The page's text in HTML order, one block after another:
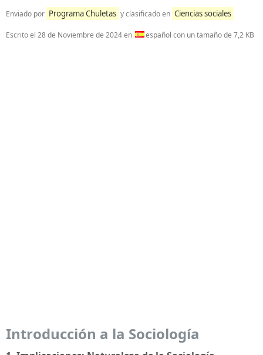
Enviado por Programa Chuletas y clasificado en Ciencias sociales
Escrito el 28 de Noviembre de 2024en español con un tamaño de 7,2 KB
Introducción a la Sociología